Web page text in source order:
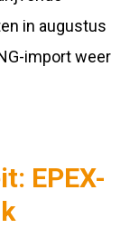
in augustus
import weer
EPEX-